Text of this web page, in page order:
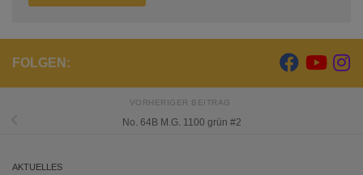
FOLGEN:
VORHERIGER BEITRAG
No. 64B M.G. 1100 grün #2
AKTUELLES